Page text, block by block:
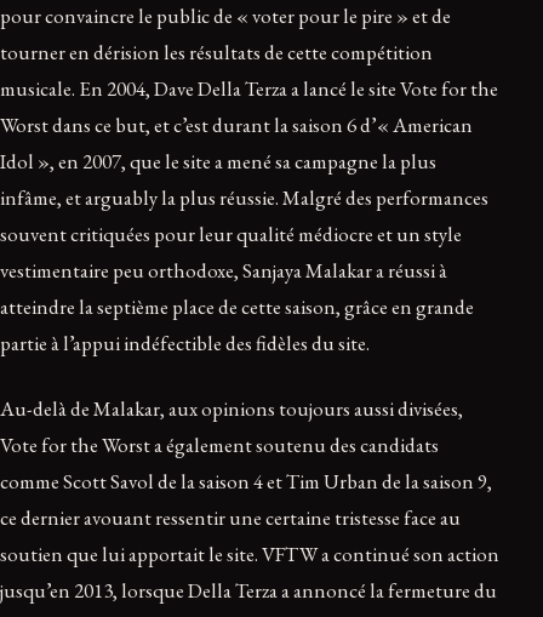
pour convaincre le public de « voter pour le pire » et de
tourner en dérision les résultats de cette compétition
musicale. En 2004, Dave Della Terza a lancé le site Vote for the
Worst dans ce but, et c’est durant la saison 6 d’« American
Idol », en 2007, que le site a mené sa campagne la plus
infâme, et arguably la plus réussie. Malgré des performances
souvent critiquées pour leur qualité médiocre et un style
vestimentaire peu orthodoxe, Sanjaya Malakar a réussi à
atteindre la septième place de cette saison, grâce en grande
partie à l’appui indéfectible des fidèles du site.
Au-delà de Malakar, aux opinions toujours aussi divisées,
Vote for the Worst a également soutenu des candidats
comme Scott Savol de la saison 4 et Tim Urban de la saison 9,
ce dernier avouant ressentir une certaine tristesse face au
soutien que lui apportait le site. VFTW a continué son action
jusqu’en 2013, lorsque Della Terza a annoncé la fermeture du